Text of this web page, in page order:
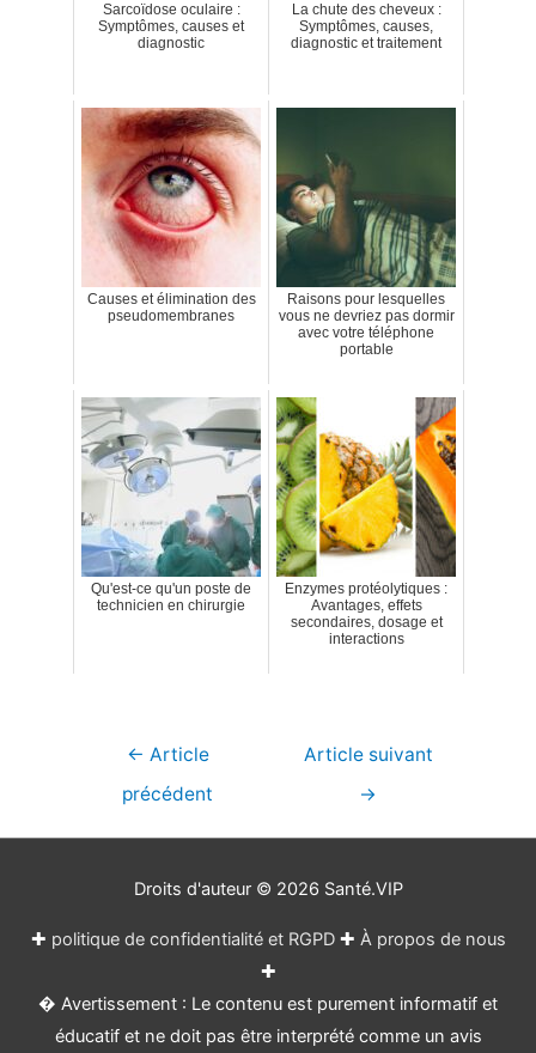
Sarcoïdose oculaire :
Symptômes, causes et
diagnostic
La chute des cheveux :
Symptômes, causes,
diagnostic et traitement
Causes et élimination des
pseudomembranes
Raisons pour lesquelles
vous ne devriez pas dormir
avec votre téléphone
portable
Qu'est-ce qu'un poste de
technicien en chirurgie
Enzymes protéolytiques :
Avantages, effets
secondaires, dosage et
interactions
Navigation
← Article
précédent
Article suivant
→
Droits d'auteur © 2026 Santé.VIP
✚ politique de confidentialité et RGPD✚ À propos de nous
✚
� Avertissement : Le contenu est purement informatif et
éducatif et ne doit pas être interprété comme un avis